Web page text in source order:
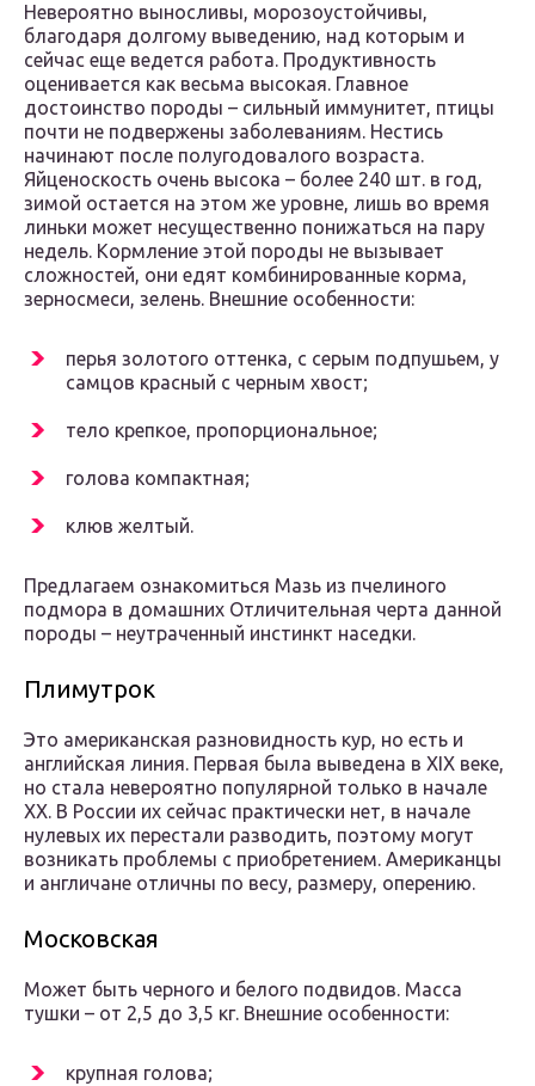
Невероятно выносливы, морозоустойчивы,
благодаря долгому выведению, над которым и
сейчас еще ведется работа. Продуктивность
оценивается как весьма высокая. Главное
достоинство породы – сильный иммунитет, птицы
почти не подвержены заболеваниям. Нестись
начинают после полугодовалого возраста.
Яйценоскость очень высока – более 240 шт. в год,
зимой остается на этом же уровне, лишь во время
линьки может несущественно понижаться на пару
недель. Кормление этой породы не вызывает
сложностей, они едят комбинированные корма,
зерносмеси, зелень. Внешние особенности:
перья золотого оттенка, с серым подпушьем, у
самцов красный с черным хвост;
тело крепкое, пропорциональное;
голова компактная;
клюв желтый.
Предлагаем ознакомиться Мазь из пчелиного
подмора в домашних Отличительная черта данной
породы – неутраченный инстинкт наседки.
Плимутрок
Это американская разновидность кур, но есть и
английская линия. Первая была выведена в XIX веке,
но стала невероятно популярной только в начале
XX. В России их сейчас практически нет, в начале
нулевых их перестали разводить, поэтому могут
возникать проблемы с приобретением. Американцы
и англичане отличны по весу, размеру, оперению.
Московская
Может быть черного и белого подвидов. Масса
тушки – от 2,5 до 3,5 кг. Внешние особенности:
крупная голова;